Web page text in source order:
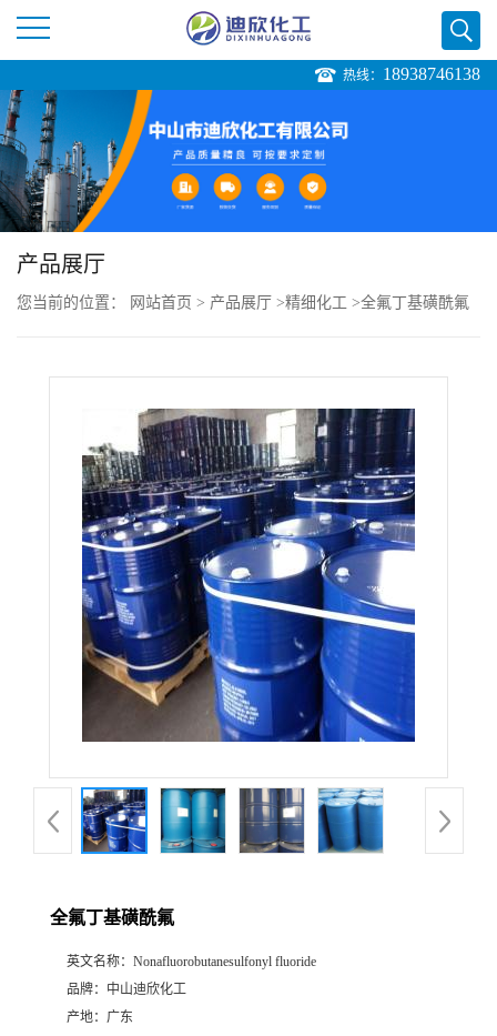
司
首
页
公
厅
热线： 18938746138
产品展厅
您当前的位置： 网站首页 > 产品展厅 >精细化工 >全氟丁基磺酰氟
全氟丁基磺酰氟
英文名称： Nonafluorobutanesulfonyl fluoride
品牌： 中山迪欣化工
产地： 广东